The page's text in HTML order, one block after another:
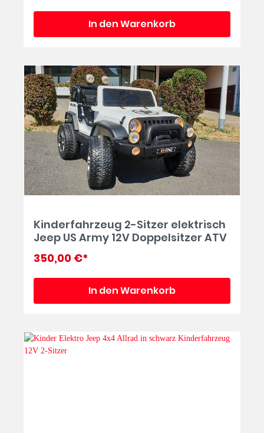
In den Warenkorb
Kinderfahrzeug 2-Sitzer elektrisch
Jeep US Army 12V Doppelsitzer ATV
350,00 €*
In den Warenkorb